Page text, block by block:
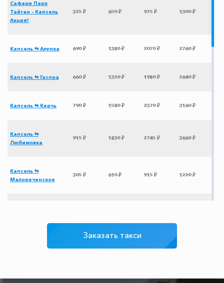
Сафари Парк
Тайган - Капсель
Акция!
325 ₽ 650 ₽ 975 ₽ 1300 ₽
Капсель ⇆ Алупка 690 ₽ 1380 ₽ 2070 ₽ 2760 ₽
Капсель ⇆ Гаспра 660 ₽ 1320 ₽ 1980 ₽ 2640 ₽
Капсель ⇆ Керчь 790 ₽ 1580 ₽ 2370 ₽ 3160 ₽
Капсель ⇆
Любимовка
915 ₽ 1830 ₽ 2745 ₽ 3660 ₽
Капсель ⇆
Малореченское
305 ₽ 610 ₽ 915 ₽ 1220 ₽
3015 ₽ 6030 ₽ 9045 ₽
Заказать такси